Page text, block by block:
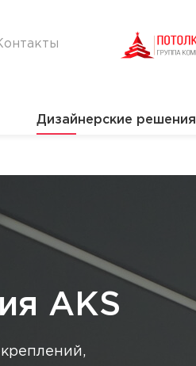
Дизайнерские решения
AKS